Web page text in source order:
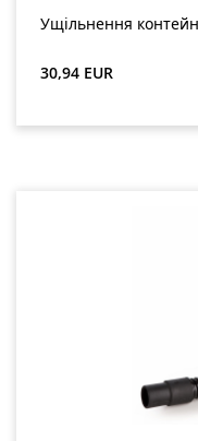
Ущільнення
Звичайна ціна:
30,94 EUR